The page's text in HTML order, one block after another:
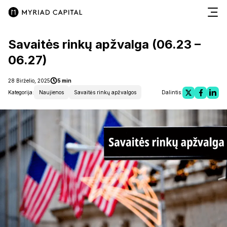
Savaitės rinkų apžvalga (06.23 –
06.27)
28 Birželio, 2025
5 min
Kategorija:
Naujienos Savaitės rinkų apžvalgos Dalintis: